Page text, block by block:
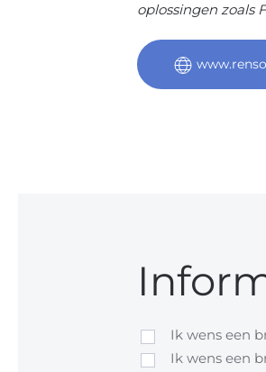
oplossingen zoals
Ik wens een
Ik wens een